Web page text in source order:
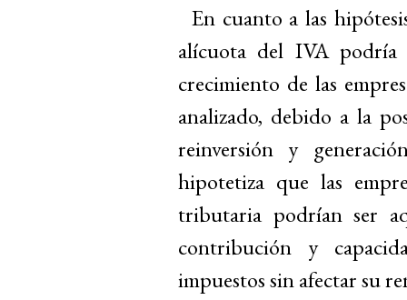
En cuanto a las
alícuota del IVA
crecimiento de las
analizado, debido a la
reinversión y
hipotetiza que las
tributaria podrían ser
contribución y
impuestos sin afectar su